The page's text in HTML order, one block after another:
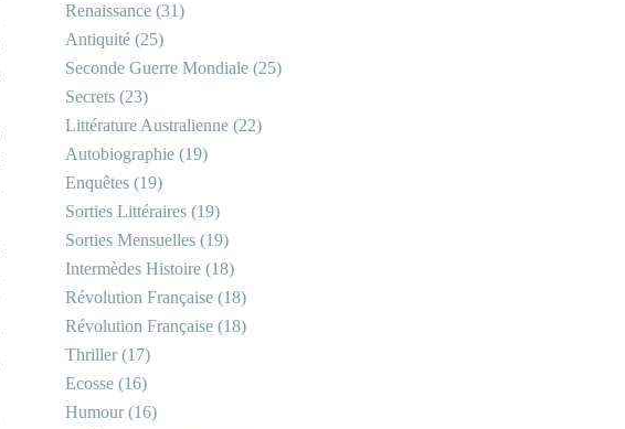
Renaissance (31)
Antiquité (25)
Seconde Guerre Mondiale (25)
Secrets (23)
Littérature Australienne (22)
Autobiographie (19)
Enquêtes (19)
Sorties Littéraires (19)
Sorties Mensuelles (19)
Intermèdes Histoire (18)
Révolution Française (18)
Révolution Française (18)
Thriller(17)
Ecosse (16)
Humour(16)